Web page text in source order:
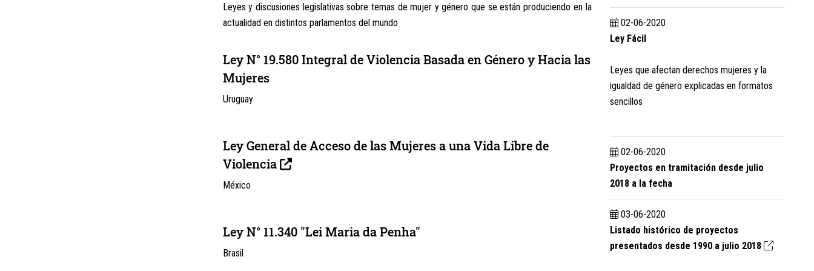
Leyes y discusiones legislativas sobre temas de mujer y género que se están produciendo en la
actualidad en distintos parlamentos del mundo
Ley N° 19.580 Integral de Violencia Basada en Género y Hacia las
Mujeres
Uruguay
Ley General de Acceso de las Mujeres a una Vida Libre de
Violencia
México
Ley N° 11.340 "Lei Maria da Penha"
Brasil
02-06-2020
Ley Fácil
Leyes que afectan derechos mujeres y la
igualdad de género explicadas en formatos
sencillos
02-06-2020
Proyectos en tramitación desde julio
2018 a la fecha
03-06-2020
Listado histórico de proyectos
presentados desde 1990 a julio 2018